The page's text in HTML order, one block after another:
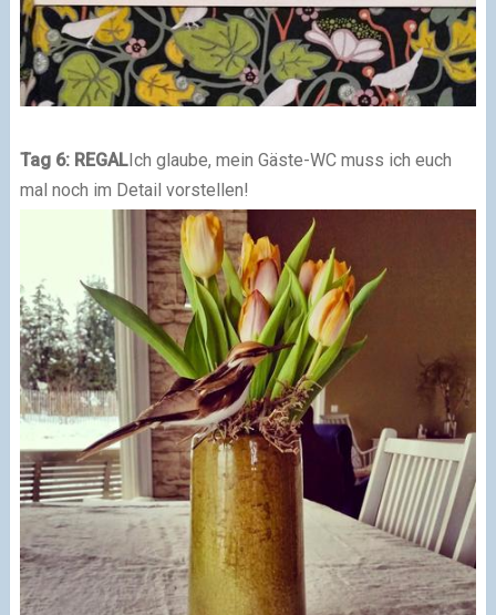
Tag 6: REGALIch glaube, mein Gäste-WC muss ich euch
mal noch im Detail vorstellen!